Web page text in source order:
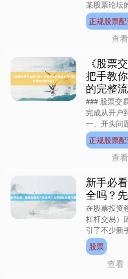
某股票论坛
日赚30%"的
入某只热....
正规股票
查
《股票
把手教
的完整流
### 股票交
完成从开户
一、开头问
对于刚接触
交易平台、
正规股票
查
新手必
全吗？
在股票投资
杠杆交易）
引了不少新
资交易如同
增长，也可
股票
查看